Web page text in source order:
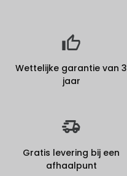
Wettelijke garantie van 3
jaar
Gratis levering bij een
afhaalpunt